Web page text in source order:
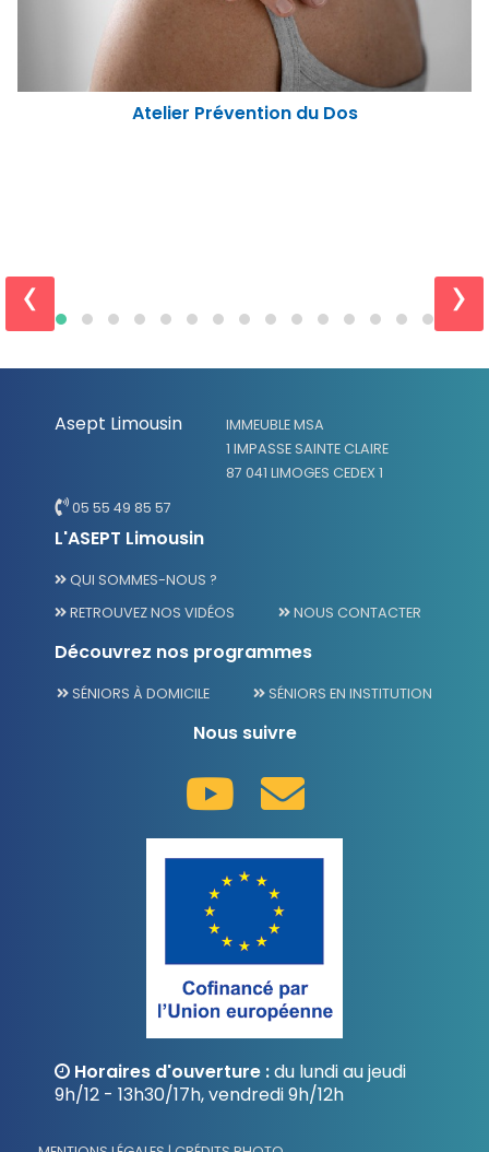
Atelier Prévention du Dos
‹ ›
Asept Limousin
IMMEUBLE MSA
1 IMPASSE SAINTE CLAIRE
87 041 LIMOGES CEDEX 1
05 55 49 85 57
L'ASEPT Limousin
QUI SOMMES-NOUS ?
RETROUVEZ NOS VIDÉOS
NOUS CONTACTER
Découvrez nos programmes
SÉNIORS À DOMICILE SÉNIORS EN INSTITUTION
Nous suivre
Horaires d'ouverture :du lundi au jeudi
9h/12 - 13h30/17h, vendredi 9h/12h